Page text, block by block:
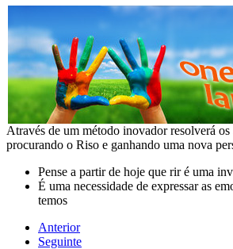
Através de um método inovador resolverá os
procurando o Riso e ganhando uma nova
Pense a partir de hoje que rir é uma
É uma necessidade de expressar as
temos
Anterior
Seguinte